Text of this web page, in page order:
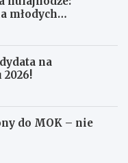
młodych
na
do MOK – nie